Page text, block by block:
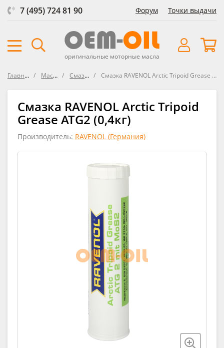
7 (495) 724 81 90 Форум Точки выдачи
оригинальные моторные масла
Главная Масла Смазки Смазка RAVENOL Arctic Tripoid Grease ATG2
Смазка RAVENOL Arctic Tripoid
Grease ATG2 (0,4кг)
Производитель: RAVENOL (Германия)